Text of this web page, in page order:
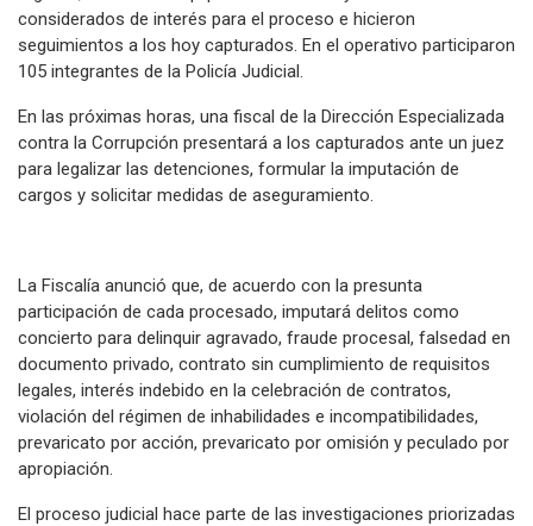
considerados de interés para el proceso e hicieron
seguimientos a los hoy capturados. En el operativo participaron
105 integrantes de la Policía Judicial.
En las próximas horas, una fiscal de la Dirección Especializada
contra la Corrupción presentará a los capturados ante un juez
para legalizar las detenciones, formular la imputación de
cargos y solicitar medidas de aseguramiento.
La Fiscalía anunció que, de acuerdo con la presunta
participación de cada procesado, imputará delitos como
concierto para delinquir agravado, fraude procesal, falsedad en
documento privado, contrato sin cumplimiento de requisitos
legales, interés indebido en la celebración de contratos,
violación del régimen de inhabilidades e incompatibilidades,
prevaricato por acción, prevaricato por omisión y peculado por
apropiación.
El proceso judicial hace parte de las investigaciones priorizadas